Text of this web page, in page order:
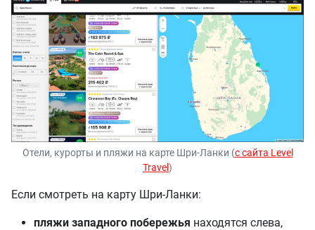
Отели, курорты и пляжи на карте Шри-Ланки (с сайта Level
Travel)
Если смотреть на карту Шри-Ланки:
пляжи западного побережья находятся слева,